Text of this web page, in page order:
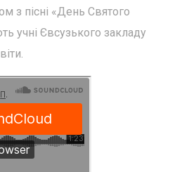
з пісні «День Святого
учні Євсузького закладу